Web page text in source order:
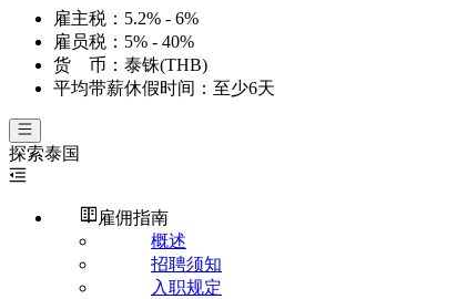
雇主税： 5.2% - 6%
雇员税： 5% - 40%
货 币： 泰铢(THB)
平均带薪休假时间： 至少6天
探索泰国
雇佣指南
概述
招聘须知
入职规定